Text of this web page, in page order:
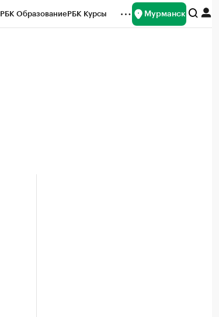
РБК ОбразованиеРБК Курсы Мурманск